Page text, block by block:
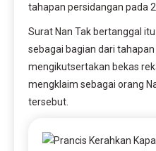
tahapan persidangan pada
Surat Nan Tak bertanggal
sebagai bagian dari
mengikutsertakan bekas
mengklaim sebagai orang
tersebut.